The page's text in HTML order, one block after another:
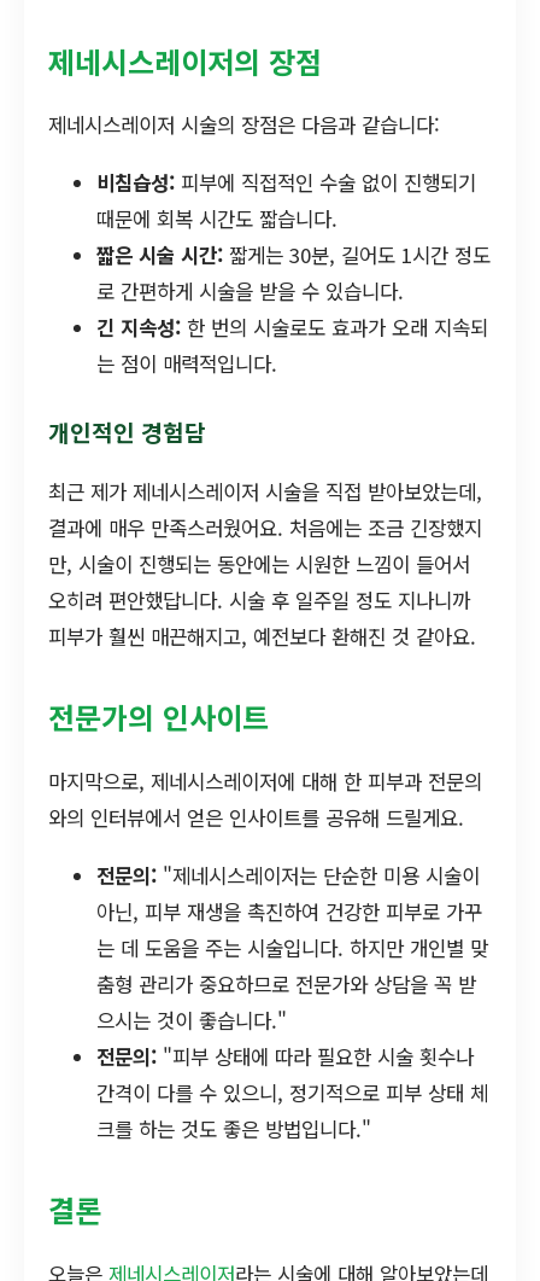
제네시스레이저의 장점
제네시스레이저 시술의 장점은 다음과 같습니다:
비침습성: 피부에 직접적인 수술 없이 진행되기
때문에 회복 시간도 짧습니다.
짧은 시술 시간: 짧게는 30분, 길어도 1시간 정도
로 간편하게 시술을 받을 수 있습니다.
긴 지속성: 한 번의 시술로도 효과가 오래 지속되
는 점이 매력적입니다.
개인적인 경험담
최근 제가 제네시스레이저 시술을 직접 받아보았는데,
결과에 매우 만족스러웠어요. 처음에는 조금 긴장했지
만, 시술이 진행되는 동안에는 시원한 느낌이 들어서
오히려 편안했답니다. 시술 후 일주일 정도 지나니까
피부가 훨씬 매끈해지고, 예전보다 환해진 것 같아요.
전문가의 인사이트
마지막으로, 제네시스레이저에 대해 한 피부과 전문의
와의 인터뷰에서 얻은 인사이트를 공유해 드릴게요.
전문의: "제네시스레이저는 단순한 미용 시술이
아닌, 피부 재생을 촉진하여 건강한 피부로 가꾸
는 데 도움을 주는 시술입니다. 하지만 개인별 맞
춤형 관리가 중요하므로 전문가와 상담을 꼭 받
으시는 것이 좋습니다."
전문의: "피부 상태에 따라 필요한 시술 횟수나
간격이 다를 수 있으니, 정기적으로 피부 상태 체
크를 하는 것도 좋은 방법입니다."
결론
오늘은 제네시스레이저라는 시술에 대해 알아보았는데